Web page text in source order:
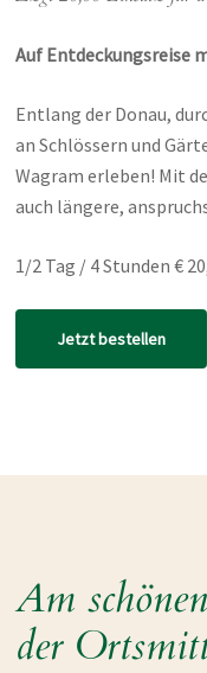
Auf Entdeckungsreise
Entlang der Donau,
an Schlössern und
Wagram erleben! Mit
auch längere,
1/2 Tag / 4 Stunden €
Jetzt bestellen
Am
der